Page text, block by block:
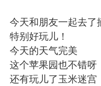
Português
今天和朋友一起去了
特别好玩儿！
今天的天气完美
这个苹果园也不错呀
还有玩儿了玉米迷宫